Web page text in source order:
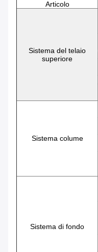
Articolo
Sistema del telaio
superiore
Sistema colume
Sistema di fondo